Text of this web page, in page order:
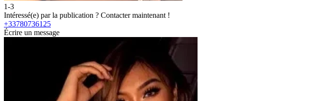
1-3
Intéressé(e) par la publication ? Contacter maintenant !
+33780736125
Écrire un message